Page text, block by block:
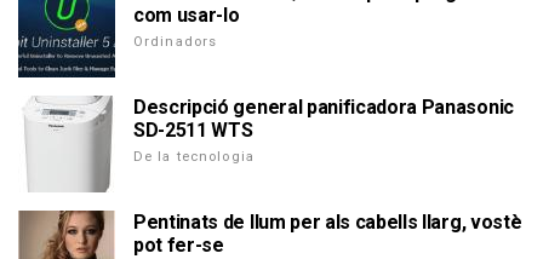
com usar-lo
Ordinadors
Descripció general panificadora Panasonic
SD-2511 WTS
De la tecnologia
Pentinats de llum per als cabells llarg, vostè
pot fer-se